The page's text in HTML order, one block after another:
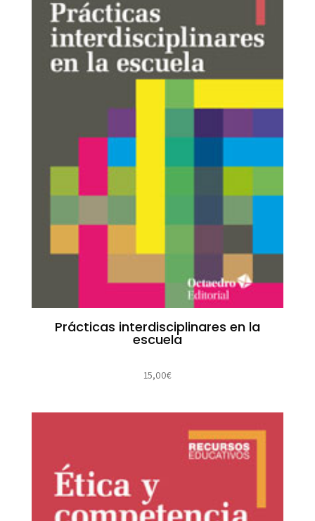
Prácticas interdisciplinares en la
escuela
15,00€